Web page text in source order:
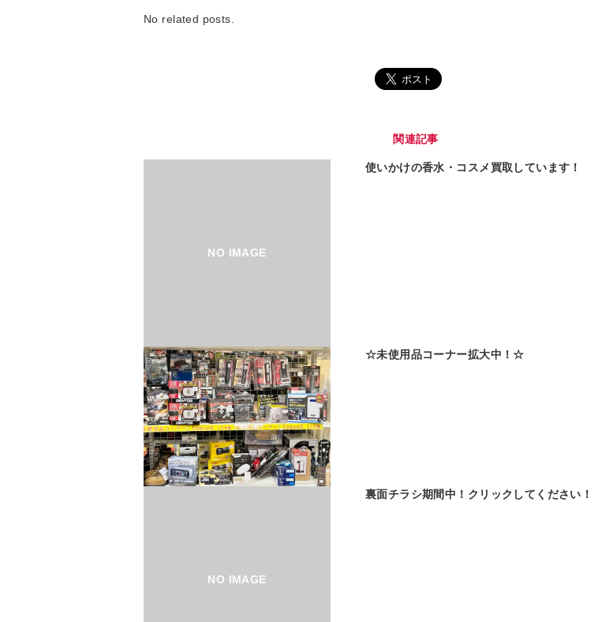
No related posts.
関連記事
NO IMAGE
使いかけの香水・コスメ買取しています！
☆未使用品コーナー拡大中！☆
NO IMAGE
裏面チラシ期間中！クリックしてください！